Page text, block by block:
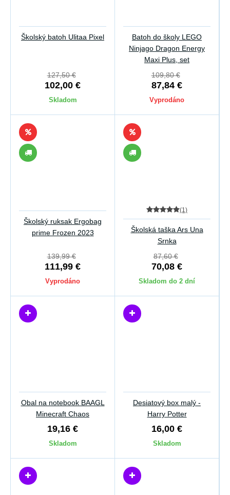
Školský batoh Ulitaa Pixel
127,50 €
102,00 €
Skladom
Batoh do školy LEGO
Ninjago Dragon Energy
Maxi Plus, set
109,80 €
87,84 €
Vyprodáno
Školský ruksak Ergobag
prime Frozen 2023
139,99 €
111,99 €
Vyprodáno
(1)
Školská taška Ars Una
Srnka
87,60 €
70,08 €
Skladom do 2 dní
Obal na notebook BAAGL
Minecraft Chaos
19,16 €
Skladom
Desiatový box malý -
Harry Potter
16,00 €
Skladom